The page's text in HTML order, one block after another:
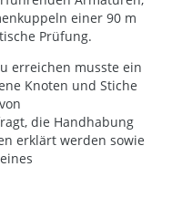
einer 90 m
Prüfung.
erreichen musste ein
Knoten und Stiche
die Handhabung
erklärt werden sowie